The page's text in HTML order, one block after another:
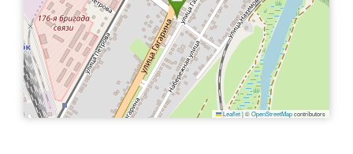
Leaflet|©OpenStreetMapcontributors